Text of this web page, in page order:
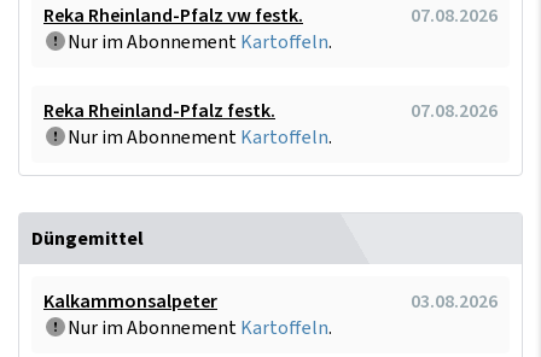
Reka Rheinland-Pfalz vw festk.
07.08.2026
Nur im AbonnementKartoffeln.
Reka Rheinland-Pfalz festk.
07.08.2026
Nur im AbonnementKartoffeln.
Düngemittel
Kalkammonsalpeter
03.08.2026
Nur im AbonnementKartoffeln.